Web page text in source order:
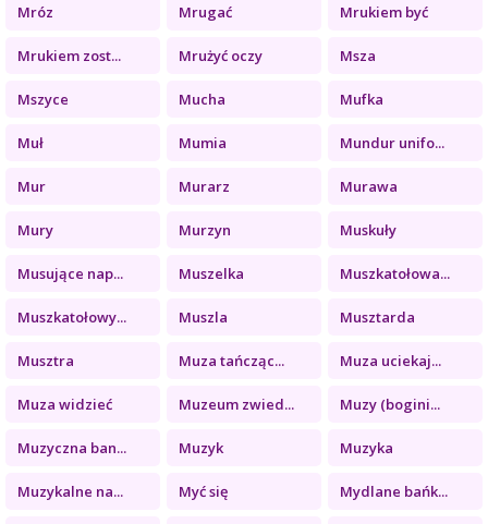
Mróz Mrugać Mrukiem być
Mrukiem zost... Mrużyć oczy Msza
Mszyce Mucha Mufka
Muł Mumia Mundur unifo...
Mur Murarz Murawa
Mury Murzyn Muskuły
Musujące nap... Muszelka Muszkatołowa...
Muszkatołowy... Muszla Musztarda
Musztra Muza tańcząc... Muza uciekaj...
Muza widzieć Muzeum zwied... Muzy (bogini...
Muzyczna ban... Muzyk Muzyka
Muzykalne na... Myć się Mydlane bańk...